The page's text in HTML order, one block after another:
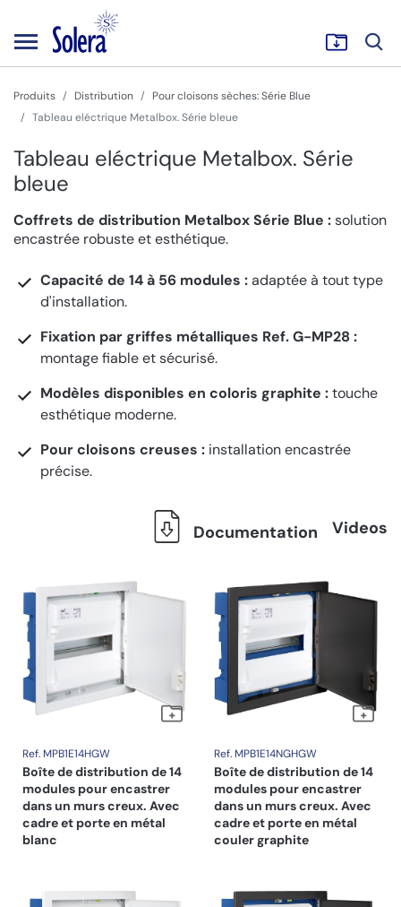
Produits Distribution
Pour cloisons sèches: Série Blue
Tableau eléctrique Metalbox. Série bleue
Tableau eléctrique Metalbox. Série
bleue
Coffrets de distribution Metalbox Série Blue :solution
encastrée robuste et esthétique.
Capacité de 14 à 56 modules :adaptée à tout type
d'installation.
Fixation par griffes métalliques Ref. G-MP28 :
montage fiable et sécurisé.
Modèles disponibles en coloris graphite :touche
esthétique moderne.
Pour cloisons creuses : installation encastrée
précise.
Documentation Videos
Ref. MPB1E14HGW
Boîte de distribution de 14
modules pour encastrer
dans un murs creux. Avec
cadre et porte en métal
blanc
Ref. MPB1E14NGHGW
Boîte de distribution de 14
modules pour encastrer
dans un murs creux. Avec
cadre et porte en métal
couler graphite